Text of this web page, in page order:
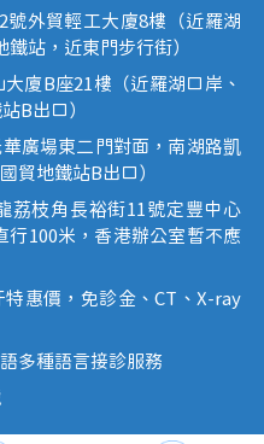
號外貿輕工大廈8樓（近羅湖
站，近東門步行街）
廈B座21樓（近羅湖口岸、
B出口）
廣場東二門對面，南湖路凱
貿地鐵站B出口）
荔枝角長裕街11號定豐中心
行100米，香港辦公室暫不應
惠價，免診金、CT、X-ray
多種語言接診服務